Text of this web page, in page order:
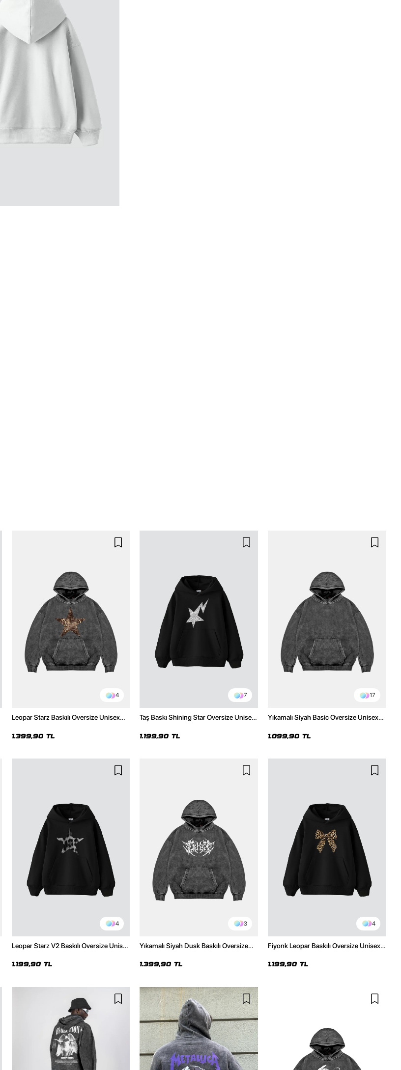
4
Leopar Starz Baskılı Oversize Unisex
1.399,90 TL
7
Taş Baskı Shining Star Oversize Unisex
1.199,90 TL
17
Yıkamalı Siyah Basic Oversize Unisex
1.099,90 TL
4
Leopar Starz V2 Baskılı Oversize Unisex
1.199,90 TL
3
Yıkamalı Siyah Dusk Baskılı Oversize
1.399,90 TL
4
Fiyonk Leopar Baskılı Oversize Unisex
1.199,90 TL